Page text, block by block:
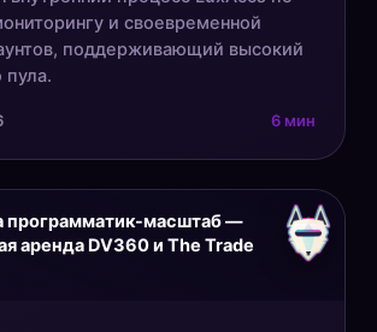
и своевременной
поддерживающий высокий
пула.
6 мин
программатик-масштаб —
аренда DV360 и The Trade